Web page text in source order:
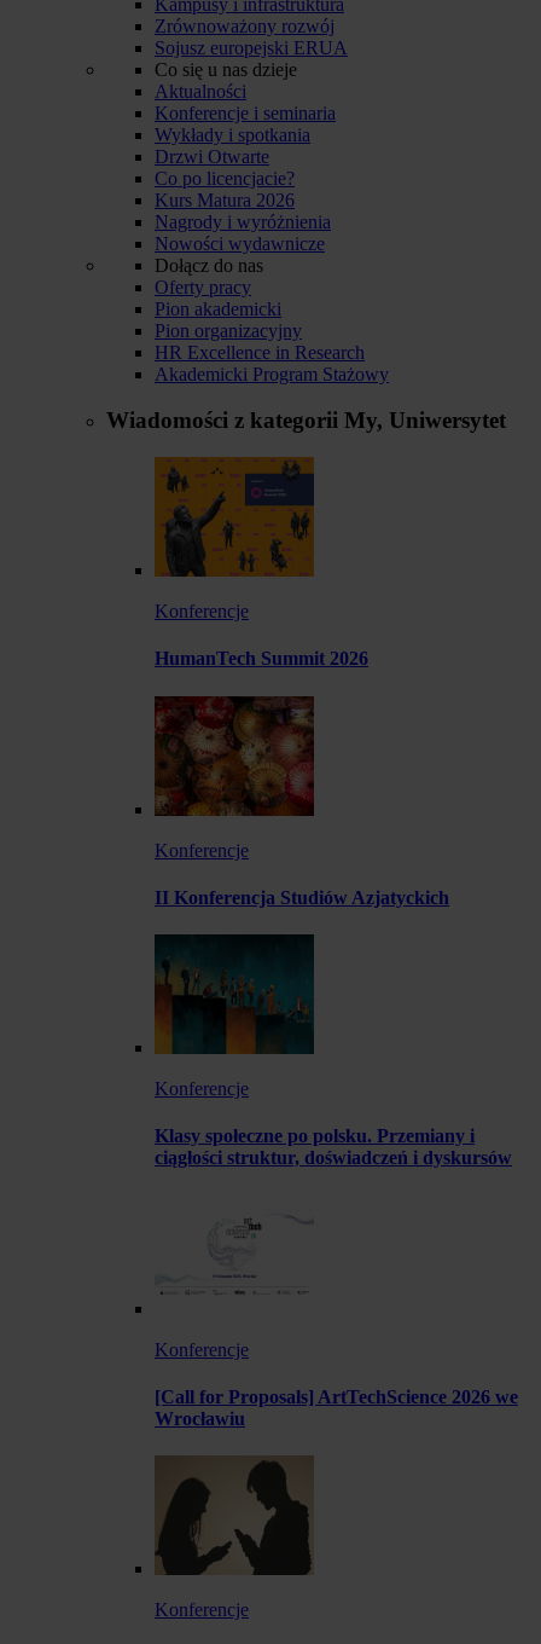
Zrównoważony rozwój
Sojusz europejski ERUA
Co się u nas dzieje
Aktualności
Konferencje i seminaria
Wykłady i spotkania
Drzwi Otwarte
Co po licencjacie?
Kurs Matura 2026
Nagrody i wyróżnienia
Nowości wydawnicze
Dołącz do nas
Oferty pracy
Pion akademicki
Pion organizacyjny
HR Excellence in Research
Akademicki Program Stażowy
Wiadomości z kategorii My, Uniwersytet
Konferencje
HumanTech Summit 2026
Konferencje
II Konferencja Studiów Azjatyckich
Konferencje
Klasy społeczne po polsku. Przemiany i
ciągłości struktur, doświadczeń i dyskursów
Konferencje
[Call for Proposals] ArtTechScience 2026 we
Wrocławiu
Konferencje